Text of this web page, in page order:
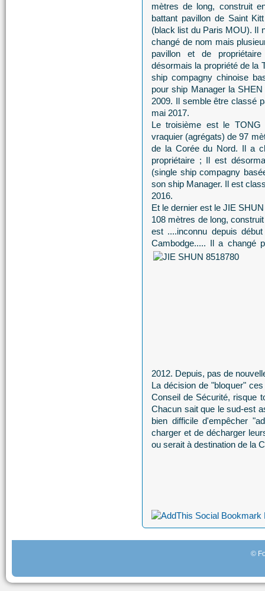
mètres de long, construit
battant pavillon de Saint
(black list du Paris MOU). Il
changé de nom mais
pavillon et de
désormais la propriété de la
ship compagny chinoise
pour ship Manager la
2009. Il semble être classé
mai 2017.
Le troisième est le
vraquier (agrégats) de 97
de la Corée du Nord. Il a
propriétaire ; Il est
(single ship compagny
son ship Manager. Il est
2016.
Et le dernier est le JIE
108 mètres de long,
est ....inconnu depuis
Cambodge..... Il a changé
2012. Depuis, pas de
La décision de "bloquer"
Conseil de Sécurité, risque
Chacun sait que le sud-est
bien difficile d'empêcher
charger et de décharger
ou serait à destination de la
©